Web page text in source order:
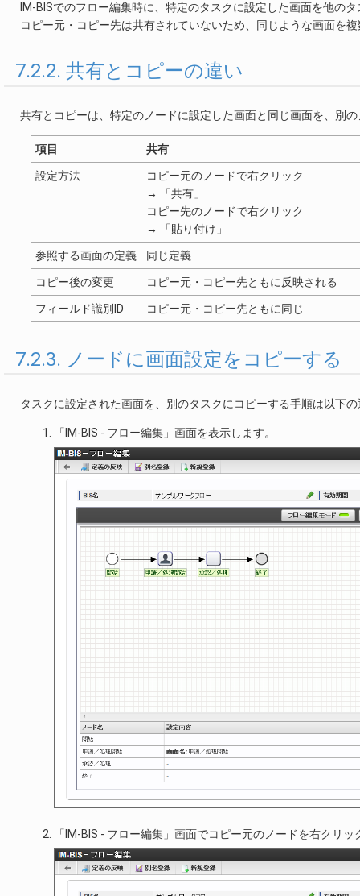
IM-BISでのフロー編集時に、特定のタスクに設定した画面を他の
コピー元・コピー先は共有されていないため、同じような画面を
7.2.2. 共有とコピーの違い
共有とコピーは、特定のノードに設定した画面と同じ画面を、別
項目 共有
設定方法
コピー元のノードで右クリック
→ 「共有」
コピー先のノードで右クリック
→ 「貼り付け」
参照する画面の定義 同じ定義
コピー後の変更 コピー元・コピー先ともに反映される
フィールド識別ID コピー元・コピー先ともに同じ
7.2.3. ノードに画面設定をコピーする
タスクに設定された画面を、別のタスクにコピーする手順は以下
「IM-BIS - フロー編集」画面を表示します。
「IM-BIS - フロー編集」画面でコピー元のノードを右クリッ